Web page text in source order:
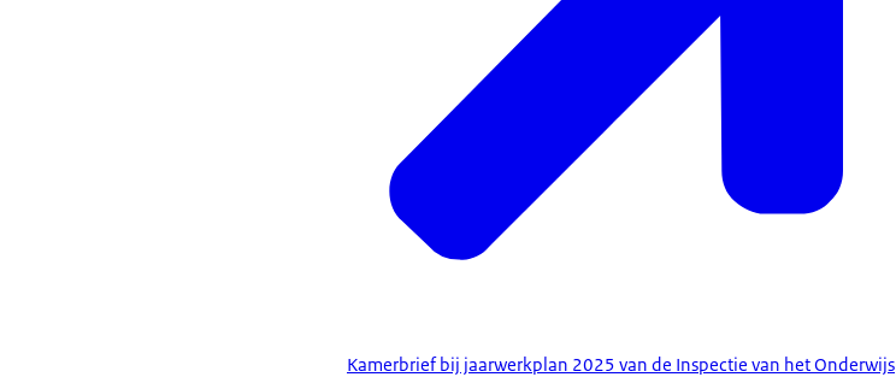
Kamerbrief bij jaarwerkplan 2025 van de Inspectie van het Onderwijs